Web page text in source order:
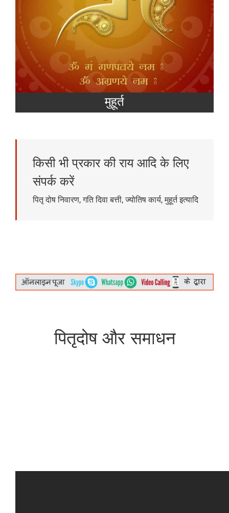
मुहूर्त
किसी भी प्रकार की राय आदि के लिए
संपर्क करें
पितृ दोष निवारण, गति दिवा बत्ती, ज्योतिष कार्य, मुहूर्त इत्यादि
पितृदोष और समाधन